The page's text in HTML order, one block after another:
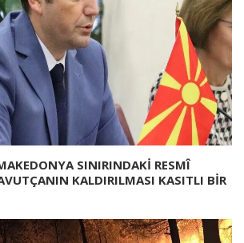
SINIRINDAKİ RESMÎ
KALDIRILMASI KASITLI BİR